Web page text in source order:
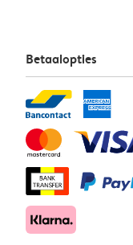
Betaalopties